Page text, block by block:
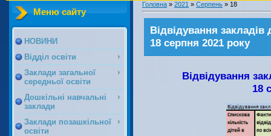
Меню сайту
НОВИНИ
Відділ освіти
Заклади загальної
середньої освіти
Дошкільні навчальні
заклади
Заклади позашкільної
освіти
Головна » 2021 » Серпень » 18
Відвідування закладів
18 серпня 2021 року
Відвідування
18